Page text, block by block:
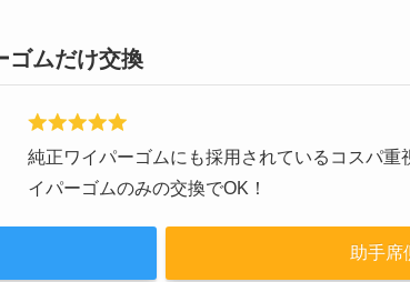
ゴムだけ交換
純正ワイパーゴムにも採用されているコスパ重
イパーゴムのみの交換でOK！
助手席